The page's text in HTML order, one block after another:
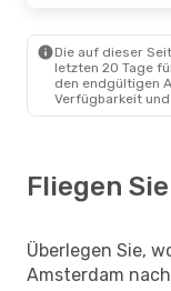
Die auf dieser
letzten 20 Tage
den endgültigen
Verfügbarkeit
Fliegen
Überlegen Sie,
Amsterdam